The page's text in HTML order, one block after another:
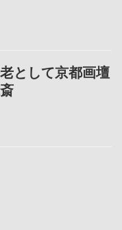
として京都画壇